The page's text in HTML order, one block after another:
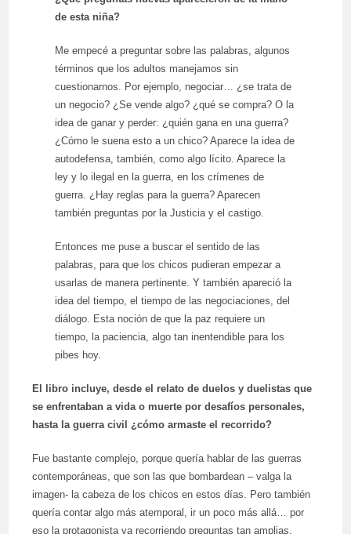
de esta niña?
Me empecé a preguntar sobre las palabras, algunos
términos que los adultos manejamos sin
cuestionarnos. Por ejemplo, negociar… ¿se trata de
un negocio? ¿Se vende algo? ¿qué se compra? O la
idea de ganar y perder: ¿quién gana en una guerra?
¿Cómo le suena esto a un chico? Aparece la idea de
autodefensa, también, como algo lícito. Aparece la
ley y lo ilegal en la guerra, en los crímenes de
guerra. ¿Hay reglas para la guerra? Aparecen
también preguntas por la Justicia y el castigo.
Entonces me puse a buscar el sentido de las
palabras, para que los chicos pudieran empezar a
usarlas de manera pertinente. Y también apareció la
idea del tiempo, el tiempo de las negociaciones, del
diálogo. Esta noción de que la paz requiere un
tiempo, la paciencia, algo tan inentendible para los
pibes hoy.
El libro incluye, desde el relato de duelos y duelistas que
se enfrentaban a vida o muerte por desafíos personales,
hasta la guerra civil ¿cómo armaste el recorrido?
Fue bastante complejo, porque quería hablar de las guerras
contemporáneas, que son las que bombardean – valga la
imagen- la cabeza de los chicos en estos días. Pero también
quería contar algo más atemporal, ir un poco más allá… por
eso la protagonista va recorriendo preguntas tan amplias.